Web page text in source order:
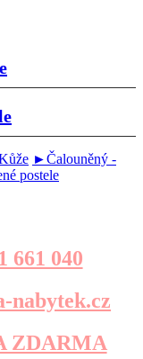
►Čalouněný -
postele
661 040
nabytek.cz
ZDARMA